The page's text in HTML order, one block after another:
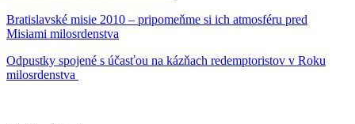
Bratislavské misie 2010 – pripomeňme si ich atmosféru pred
Misiami milosrdenstva
Odpustky spojené s účasťou na kázňach redemptoristov v Roku
milosrdenstva